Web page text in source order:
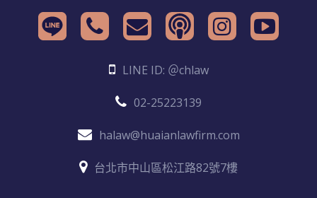
LINE ID: ＠chlaw
02-25223139
halaw@huaianlawfirm.com
台北市中山區松江路82號7樓